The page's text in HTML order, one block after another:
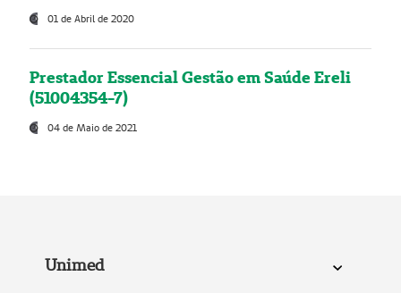
01 de Abril de 2020
Prestador Essencial Gestão em Saúde Ereli
(51004354-7)
04 de Maio de 2021
Unimed